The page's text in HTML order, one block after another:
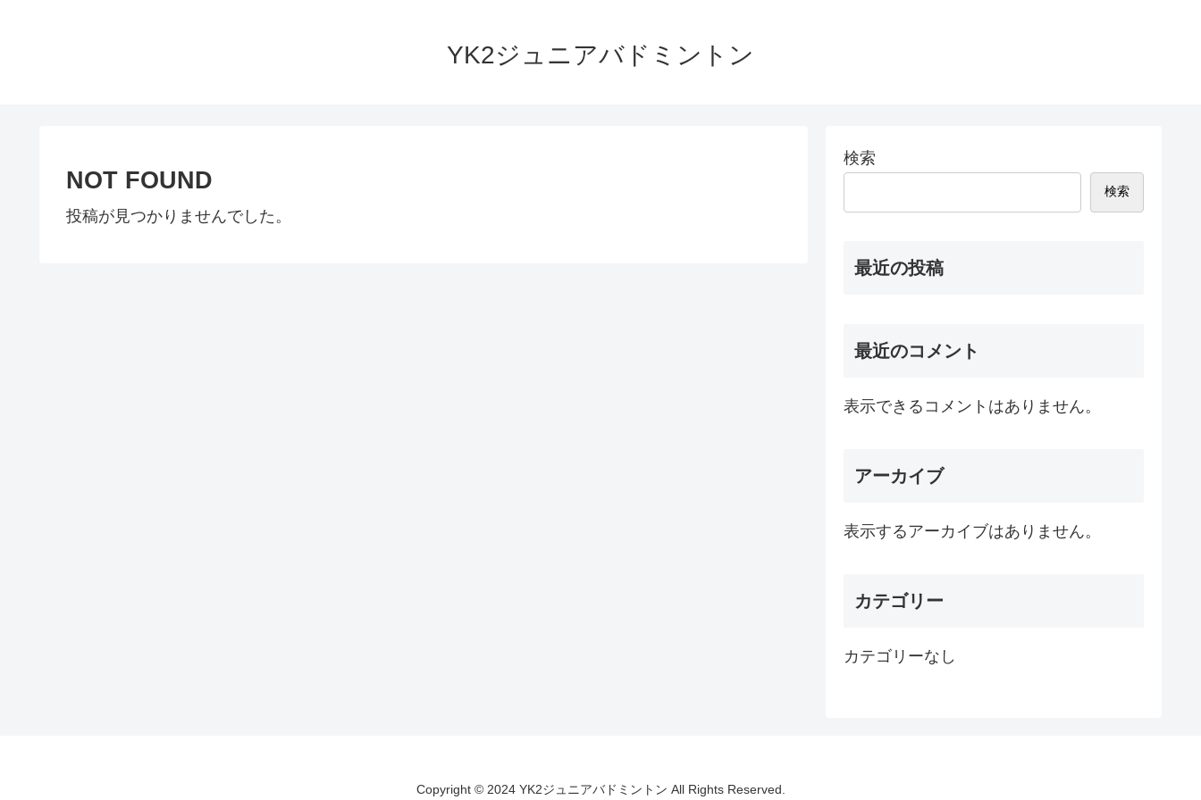
YK2ジュニアバドミントン
NOT FOUND
投稿が見つかりませんでした。
検索
検索
最近の投稿
最近のコメント
表示できるコメントはありません。
アーカイブ
表示するアーカイブはありません。
カテゴリー
カテゴリーなし
Copyright © 2024 YK2ジュニアバドミントン All Rights Reserved.